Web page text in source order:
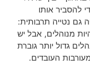
להסביר אותו
גם נטייה תרבותית:
מנוהלים, אבל יש
גדול יותר גוברת
העובדים.